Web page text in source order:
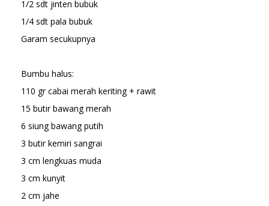
1/2 sdt jinten bubuk
1/4 sdt pala bubuk
Garam secukupnya
Bumbu halus:
110 gr cabai merah keriting + rawit
15 butir bawang merah
6 siung bawang putih
3 butir kemiri sangrai
3 cm lengkuas muda
3 cm kunyit
2 cm jahe